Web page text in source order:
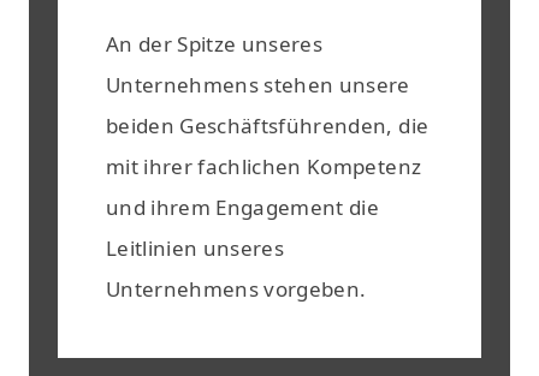
An der Spitze unseres
Unternehmens stehen unsere
beiden Geschäftsführenden, die
mit ihrer fachlichen Kompetenz
und ihrem Engagement die
Leitlinien unseres
Unternehmens vorgeben.